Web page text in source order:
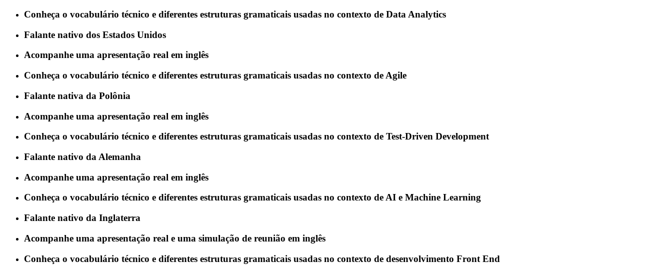
Conheça o vocabulário técnico e diferentes estruturas gramaticais usadas no contexto de Data Analytics
Falante nativo dos Estados Unidos
Acompanhe uma apresentação real em inglês
Conheça o vocabulário técnico e diferentes estruturas gramaticais usadas no contexto de Agile
Falante nativa da Polônia
Acompanhe uma apresentação real em inglês
Conheça o vocabulário técnico e diferentes estruturas gramaticais usadas no contexto de Test-Driven Development
Falante nativo da Alemanha
Acompanhe uma apresentação real em inglês
Conheça o vocabulário técnico e diferentes estruturas gramaticais usadas no contexto de AI e Machine Learning
Falante nativo da Inglaterra
Acompanhe uma apresentação real e uma simulação de reunião em inglês
Conheça o vocabulário técnico e diferentes estruturas gramaticais usadas no contexto de desenvolvimento Front End